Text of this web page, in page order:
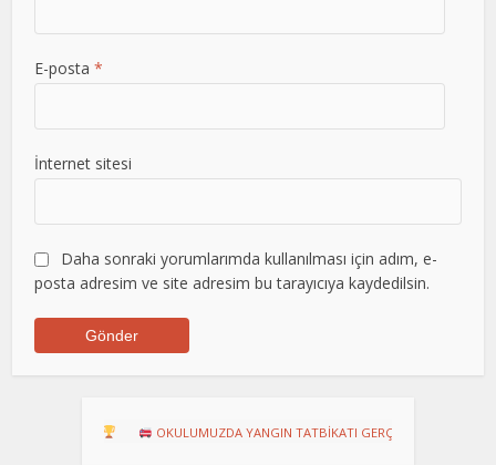
E-posta*
İnternet sitesi
Daha sonraki yorumlarımda kullanılması için adım, e-
posta adresim ve site adresim bu tarayıcıya kaydedilsin.
OKULUMUZDA YANGIN TATBİKATI GERÇEKLEŞTİRİLDİ